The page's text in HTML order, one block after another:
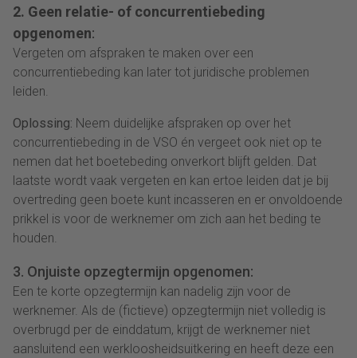
2. Geen relatie- of concurrentiebeding
opgenomen:
Vergeten om afspraken te maken over een
concurrentiebeding kan later tot juridische problemen
leiden.
Oplossing: Neem duidelijke afspraken op over het
concurrentiebeding in de VSO én vergeet ook niet op te
nemen dat het boetebeding onverkort blijft gelden. Dat
laatste wordt vaak vergeten en kan ertoe leiden dat je bij
overtreding geen boete kunt incasseren en er onvoldoende
prikkel is voor de werknemer om zich aan het beding te
houden.
3. Onjuiste opzegtermijn opgenomen:
Een te korte opzegtermijn kan nadelig zijn voor de
werknemer. Als de (fictieve) opzegtermijn niet volledig is
overbrugd per de einddatum, krijgt de werknemer niet
aansluitend een werkloosheidsuitkering en heeft deze een